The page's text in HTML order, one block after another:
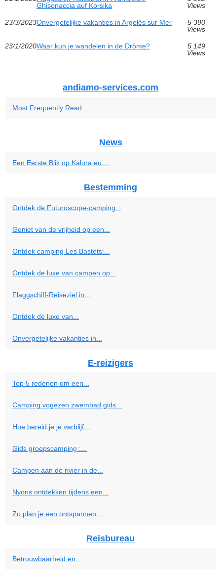
Ghisonaccia auf Korsika
Views
23/3/2023Onvergetelijke vakanties in Argelès sur Mer
5 390
Views
23/1/2020Waar kun je wandelen in de Drôme?
5 149
Views
andiamo-services.com
Most Frequently Read
News
Een Eerste Blik op Kalura.eu:...
Bestemming
Ontdek de Futuroscope-camping...
Geniet van de vrijheid op een...
Ontdek camping Les Bastets:...
Ontdek de luxe van campen op...
Flaggschiff-Reiseziel in...
Ontdek de luxe van...
Onvergetelijke vakanties in...
E-reizigers
Top 5 redenen om een...
Camping vogezen zwembad gids...
Hoe bereid je je verblijf...
Gids groepscamping :...
Campen aan de rivier in de...
Nyons ontdekken tijdens een...
Zo plan je een ontspannen...
Reisbureau
Betrouwbaarheid en...